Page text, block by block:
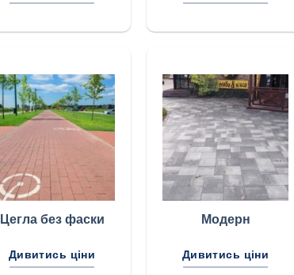
Цегла без фаски
Дивитись ціни
Модерн
Дивитись ціни